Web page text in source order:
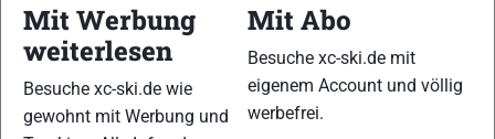
27 28
Mit Werbung
weiterlesen
Besuche xc-ski.de wie
gewohnt mit Werbung und
Mit Abo
Besuche xc-ski.de mit
eigenem Account und völlig
werbefrei.